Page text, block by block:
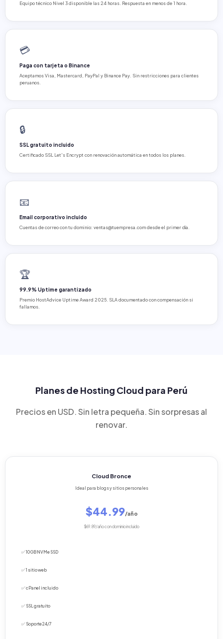
Equipo técnico Nivel 3 disponible las 24 horas. Respuesta en menos de 1 hora.
💳
Paga con tarjeta o Binance
Aceptamos Visa, Mastercard, PayPal y Binance Pay. Sin restricciones para clientes
peruanos.
🔒
SSL gratuito incluido
Certificado SSL Let's Encrypt con renovación automática en todos los planes.
📧
Email corporativo incluido
Cuentas de correo con tu dominio: ventas@tuempresa.com desde el primer día.
🏆
99.9% Uptime garantizado
Premio HostAdvice Uptime Award 2025. SLA documentado con compensación si
fallamos.
Planes de Hosting Cloud para Perú
Precios en USD. Sin letra pequeña. Sin sorpresas al
renovar.
Cloud Bronce
Ideal para blogs y sitios personales
$44.99/año
$69.89/año con dominio incluido
✅ 10 GB NVMe SSD
✅ 1 sitio web
✅ cPanel incluido
✅ SSL gratuito
✅ Soporte 24/7